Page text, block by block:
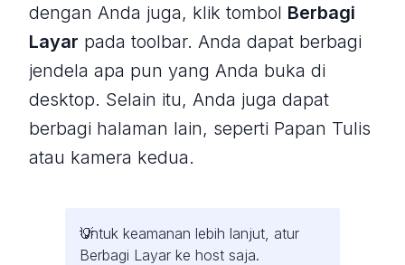
dengan Anda juga, klik tombol Berbagi
Layar pada toolbar. Anda dapat berbagi
jendela apa pun yang Anda buka di
desktop. Selain itu, Anda juga dapat
berbagi halaman lain, seperti Papan Tulis
atau kamera kedua.
Untuk keamanan lebih lanjut, atur
Berbagi Layar ke host saja.